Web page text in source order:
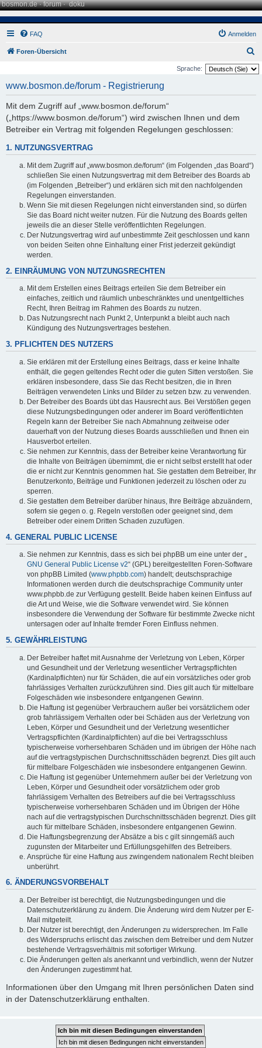
bosmon.de·forum·doku
FAQ Anmelden
Foren-Übersicht
u
Sprache:
www.bosmon.de/forum - Registrierung
Mit dem Zugriff auf „www.bosmon.de/forum“
(„https://www.bosmon.de/forum“) wird zwischen Ihnen und dem
Betreiber ein Vertrag mit folgenden Regelungen geschlossen:
1. NUTZUNGSVERTRAG
Mit dem Zugriff auf „www.bosmon.de/forum“ (im Folgenden „das Board“)
schließen Sie einen Nutzungsvertrag mit dem Betreiber des Boards ab
(im Folgenden „Betreiber“) und erklären sich mit den nachfolgenden
Regelungen einverstanden.
Wenn Sie mit diesen Regelungen nicht einverstanden sind, so dürfen
Sie das Board nicht weiter nutzen. Für die Nutzung des Boards gelten
jeweils die an dieser Stelle veröffentlichten Regelungen.
Der Nutzungsvertrag wird auf unbestimmte Zeit geschlossen und kann
von beiden Seiten ohne Einhaltung einer Frist jederzeit gekündigt
werden.
2. EINRÄUMUNG VON NUTZUNGSRECHTEN
Mit dem Erstellen eines Beitrags erteilen Sie dem Betreiber ein
einfaches, zeitlich und räumlich unbeschränktes und unentgeltliches
Recht, Ihren Beitrag im Rahmen des Boards zu nutzen.
Das Nutzungsrecht nach Punkt 2, Unterpunkt a bleibt auch nach
Kündigung des Nutzungsvertrages bestehen.
3. PFLICHTEN DES NUTZERS
Sie erklären mit der Erstellung eines Beitrags, dass er keine Inhalte
enthält, die gegen geltendes Recht oder die guten Sitten verstoßen. Sie
erklären insbesondere, dass Sie das Recht besitzen, die in Ihren
Beiträgen verwendeten Links und Bilder zu setzen bzw. zu verwenden.
Der Betreiber des Boards übt das Hausrecht aus. Bei Verstößen gegen
diese Nutzungsbedingungen oder anderer im Board veröffentlichten
Regeln kann der Betreiber Sie nach Abmahnung zeitweise oder
dauerhaft von der Nutzung dieses Boards ausschließen und Ihnen ein
Hausverbot erteilen.
Sie nehmen zur Kenntnis, dass der Betreiber keine Verantwortung für
die Inhalte von Beiträgen übernimmt, die er nicht selbst erstellt hat oder
die er nicht zur Kenntnis genommen hat. Sie gestatten dem Betreiber, Ihr
Benutzerkonto, Beiträge und Funktionen jederzeit zu löschen oder zu
sperren.
Sie gestatten dem Betreiber darüber hinaus, Ihre Beiträge abzuändern,
sofern sie gegen o. g. Regeln verstoßen oder geeignet sind, dem
Betreiber oder einem Dritten Schaden zuzufügen.
4. GENERAL PUBLIC LICENSE
Sie nehmen zur Kenntnis, dass es sich bei phpBB um eine unter der „
GNU General Public License v2“ (GPL) bereitgestellten Foren-Software
von phpBB Limited (www.phpbb.com) handelt; deutschsprachige
Informationen werden durch die deutschsprachige Community unter
www.phpbb.de zur Verfügung gestellt. Beide haben keinen Einfluss auf
die Art und Weise, wie die Software verwendet wird. Sie können
insbesondere die Verwendung der Software für bestimmte Zwecke nicht
untersagen oder auf Inhalte fremder Foren Einfluss nehmen.
5. GEWÄHRLEISTUNG
Der Betreiber haftet mit Ausnahme der Verletzung von Leben, Körper
und Gesundheit und der Verletzung wesentlicher Vertragspflichten
(Kardinalpflichten) nur für Schäden, die auf ein vorsätzliches oder grob
fahrlässiges Verhalten zurückzuführen sind. Dies gilt auch für mittelbare
Folgeschäden wie insbesondere entgangenen Gewinn.
Die Haftung ist gegenüber Verbrauchern außer bei vorsätzlichem oder
grob fahrlässigem Verhalten oder bei Schäden aus der Verletzung von
Leben, Körper und Gesundheit und der Verletzung wesentlicher
Vertragspflichten (Kardinalpflichten) auf die bei Vertragsschluss
typischerweise vorhersehbaren Schäden und im übrigen der Höhe nach
auf die vertragstypischen Durchschnittsschäden begrenzt. Dies gilt auch
für mittelbare Folgeschäden wie insbesondere entgangenen Gewinn.
Die Haftung ist gegenüber Unternehmern außer bei der Verletzung von
Leben, Körper und Gesundheit oder vorsätzlichem oder grob
fahrlässigem Verhalten des Betreibers auf die bei Vertragsschluss
typischerweise vorhersehbaren Schäden und im Übrigen der Höhe
nach auf die vertragstypischen Durchschnittsschäden begrenzt. Dies gilt
auch für mittelbare Schäden, insbesondere entgangenen Gewinn.
Die Haftungsbegrenzung der Absätze a bis c gilt sinngemäß auch
zugunsten der Mitarbeiter und Erfüllungsgehilfen des Betreibers.
Ansprüche für eine Haftung aus zwingendem nationalem Recht bleiben
unberührt.
6. ÄNDERUNGSVORBEHALT
Der Betreiber ist berechtigt, die Nutzungsbedingungen und die
Datenschutzerklärung zu ändern. Die Änderung wird dem Nutzer per E-
Mail mitgeteilt.
Der Nutzer ist berechtigt, den Änderungen zu widersprechen. Im Falle
des Widerspruchs erlischt das zwischen dem Betreiber und dem Nutzer
bestehende Vertragsverhältnis mit sofortiger Wirkung.
Die Änderungen gelten als anerkannt und verbindlich, wenn der Nutzer
den Änderungen zugestimmt hat.
Informationen über den Umgang mit Ihren persönlichen Daten sind
in der Datenschutzerklärung enthalten.